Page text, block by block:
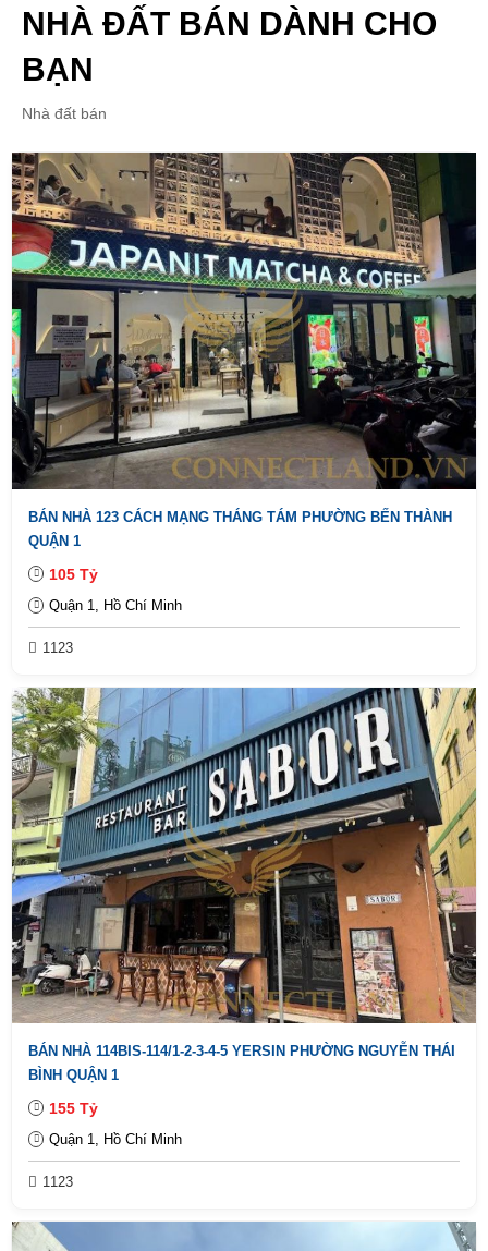
NHÀ ĐẤT BÁN DÀNH CHO
BẠN
Nhà đất bán
BÁN NHÀ 123 CÁCH MẠNG THÁNG TÁM PHƯỜNG BẾN THÀNH
QUẬN 1
105 Tỷ
Quận 1, Hồ Chí Minh
1123
BÁN NHÀ 114BIS-114/1-2-3-4-5 YERSIN PHƯỜNG NGUYỄN THÁI
BÌNH QUẬN 1
155 Tỷ
Quận 1, Hồ Chí Minh
1123